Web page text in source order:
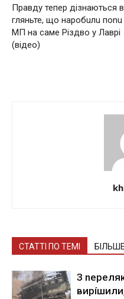
Правду тепер дізнаються
гляньте, що наробuлu поnu
МП на саме Різдво у Лаврі
(відео)
СТАТТІ ПО ТЕМІ
З